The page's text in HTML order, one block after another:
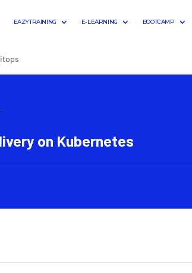
EAZYTRAINING E-LEARNING BOOTCAMP
on Kubernetes